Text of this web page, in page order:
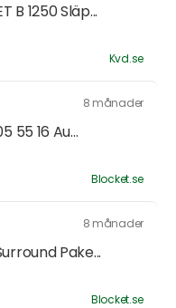
B 1250 Släp...
Kvd.se
8 månader
55 16 Au...
Blocket.se
8 månader
Pake...
Blocket.se